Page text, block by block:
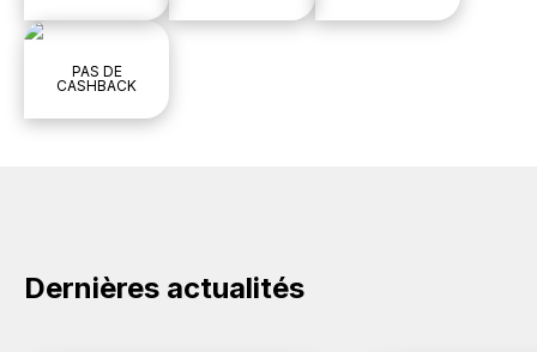
PAS DE
CASHBACK
Dernières actualités